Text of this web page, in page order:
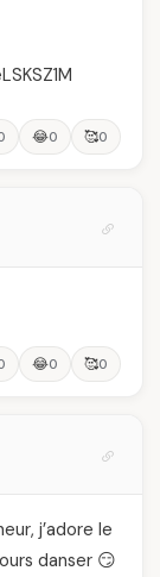
😂0 🥰0
😂0 🥰0
j’adore le
danser 😏